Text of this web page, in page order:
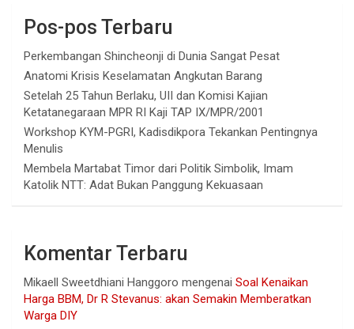
Pos-pos Terbaru
Perkembangan Shincheonji di Dunia Sangat Pesat
Anatomi Krisis Keselamatan Angkutan Barang
Setelah 25 Tahun Berlaku, UII dan Komisi Kajian
Ketatanegaraan MPR RI Kaji TAP IX/MPR/2001
Workshop KYM-PGRI, Kadisdikpora Tekankan Pentingnya
Menulis
Membela Martabat Timor dari Politik Simbolik, Imam
Katolik NTT: Adat Bukan Panggung Kekuasaan
Komentar Terbaru
Mikaell Sweetdhiani Hanggoro mengenai Soal Kenaikan
Harga BBM, Dr R Stevanus: akan Semakin Memberatkan
Warga DIY